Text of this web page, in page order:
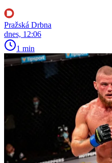
Pražská Drbna
dnes, 12:06
1 min